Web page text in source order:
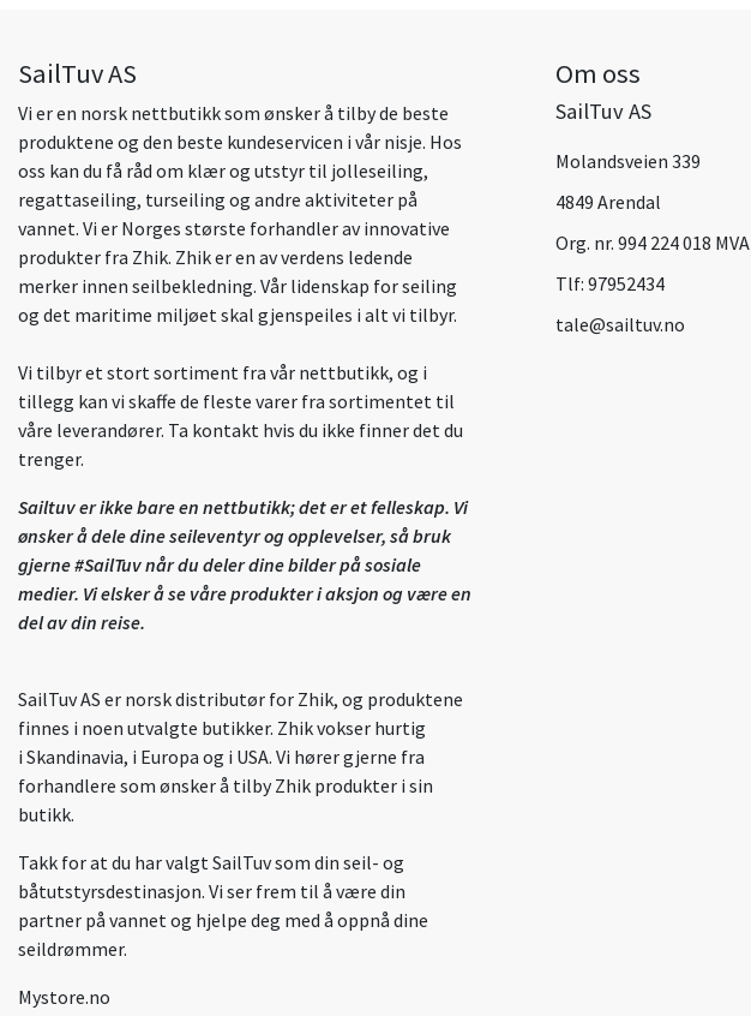
SailTuv AS
Vi er en norsk nettbutikk som ønsker å tilby de beste
produktene og den beste kundeservicen i vår nisje. Hos
oss kan du få råd om klær og utstyr til jolleseiling,
regattaseiling, turseiling og andre aktiviteter på
vannet. Vi er Norges største forhandler av innovative
produkter fra Zhik. Zhik er en av verdens ledende
merker innen seilbekledning. Vår lidenskap for seiling
og det maritime miljøet skal gjenspeiles i alt vi tilbyr.
Vi tilbyr et stort sortiment fra vår nettbutikk, og i
tillegg kan vi skaffe de fleste varer fra sortimentet til
våre leverandører. Ta kontakt hvis du ikke finner det du
trenger.
Sailtuv er ikke bare en nettbutikk; det er et felleskap. Vi
ønsker å dele dine seileventyr og opplevelser, så bruk
gjerne #SailTuv når du deler dine bilder på sosiale
medier. Vi elsker å se våre produkter i aksjon og være en
del av din reise.
SailTuv AS er norsk distributør for Zhik, og produktene
finnes i noen utvalgte butikker. Zhik vokser hurtig
i Skandinavia, i Europa og i USA. Vi hører gjerne fra
forhandlere som ønsker å tilby Zhik produkter i sin
butikk.
Takk for at du har valgt SailTuv som din seil- og
båtutstyrsdestinasjon. Vi ser frem til å være din
partner på vannet og hjelpe deg med å oppnå dine
seildrømmer.
Mystore.no
Om oss
SailTuv AS
Molandsveien 339
4849 Arendal
Org. nr. 994 224 018 MVA
Tlf: 97952434
tale@sailtuv.no